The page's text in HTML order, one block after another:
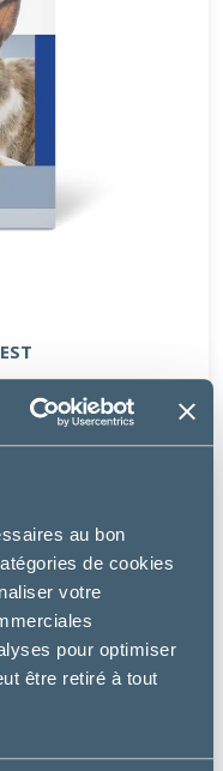
au bon
de cookies
votre
pour optimiser
être retiré à tout